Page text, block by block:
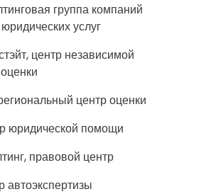
группа компаний
услуг
центр независимой
центр оценки
юридической помощи
правовой центр